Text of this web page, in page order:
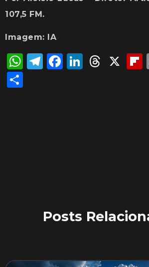
107,5 FM.
Imagem: IA
WhatsApp
Telegram
Facebook
X
Posts